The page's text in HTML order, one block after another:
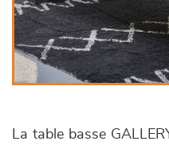
La table basse